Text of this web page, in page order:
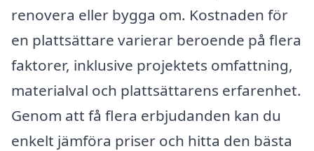
renovera eller bygga om. Kostnaden för
en plattsättare varierar beroende på flera
faktorer, inklusive projektets omfattning,
materialval och plattsättarens erfarenhet.
Genom att få flera erbjudanden kan du
enkelt jämföra priser och hitta den bästa